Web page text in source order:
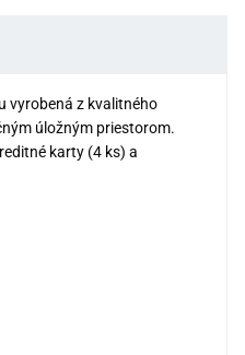
vyrobená z kvalitného
úložným priestorom.
karty (4 ks) a